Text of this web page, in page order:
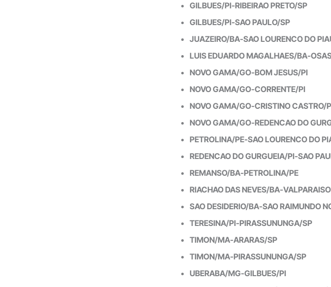
GILBUES/PI-RIBEIRAO PRETO/SP
GILBUES/PI-SAO PAULO/SP
JUAZEIRO/BA-SAO LOURENCO DO
LUIS EDUARDO MAGALHAES/BA-
NOVO GAMA/GO-BOM JESUS/PI
NOVO GAMA/GO-CORRENTE/PI
NOVO GAMA/GO-CRISTINO CASTRO/
NOVO GAMA/GO-REDENCAO DO
PETROLINA/PE-SAO LOURENCO DO
REDENCAO DO GURGUEIA/PI-SAO
REMANSO/BA-PETROLINA/PE
RIACHAO DAS NEVES/BA-
SAO DESIDERIO/BA-SAO RAIMUNDO
TERESINA/PI-PIRASSUNUNGA/SP
TIMON/MA-ARARAS/SP
TIMON/MA-PIRASSUNUNGA/SP
UBERABA/MG-GILBUES/PI